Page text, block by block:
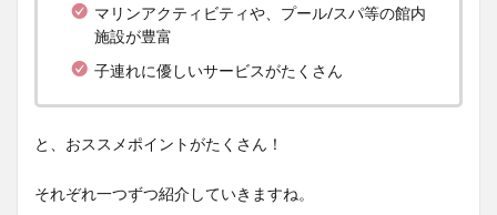
マリンアクティビティや、プール/スパ等の館内
施設が豊富
子連れに優しいサービスがたくさん
と、おススメポイントがたくさん！
それぞれ一つずつ紹介していきますね。